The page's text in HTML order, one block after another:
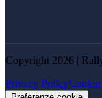
Copyright 2026 |
Privacy Policy